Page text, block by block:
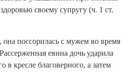
своему супругу (ч. 1 ст.
поссорилась с мужем во время
евина дочь ударила
в кресле благоверного, а затем